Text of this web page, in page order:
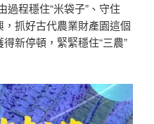
程穩住“米袋子”、守住
，抓好古代農業財產園這個
新停頓，緊緊穩住“三農”